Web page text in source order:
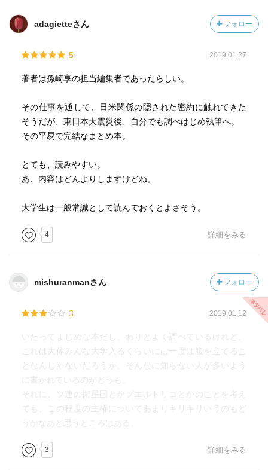
adagietteさん フォロー
5 2019.01.27
著者は孫崎享の担当編集者であったらしい。
その仕事を通して、日米関係の隠された密約に触れてきた
そうだが、東日本大震災後、自分でも調べはじめ執筆へ。
その平易で完結なまとめ本。
とても、読みやすい。
あ、内容はどんよりしますけどね。
大学生は一般常識として読んでおくとよさそう。
4 詳細をみる
mishuranmanさん フォロー
3 2019.01.12
いたってまじめな本だし、わりとよく調べているけれど、
これは大体みんな大学入るくらいには一度は腹を立てるこ
となんじゃないだろうか。そんなに知らない人が多いよう
に書かれているのがどうも。
それに、ソ連の衛星国とかプエルトリコとかのことを考え
ても、この程度の主権についてあまりキリキリいうのもど
うかなあと思うところはある。
3 詳細をみる